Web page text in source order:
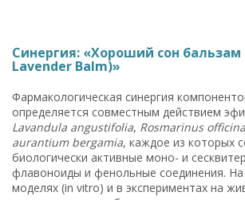
Синергия: «Хороший сон бальзам
Lavender Balm)»
Фармакологическая синергия
определяется совместным действием
Lavandula angustifolia, Rosmarinus
aurantium bergamia, каждое из которых
биологически активные моно- и
флавоноиды и фенольные соединения.
моделях (in vitro) и в экспериментах на